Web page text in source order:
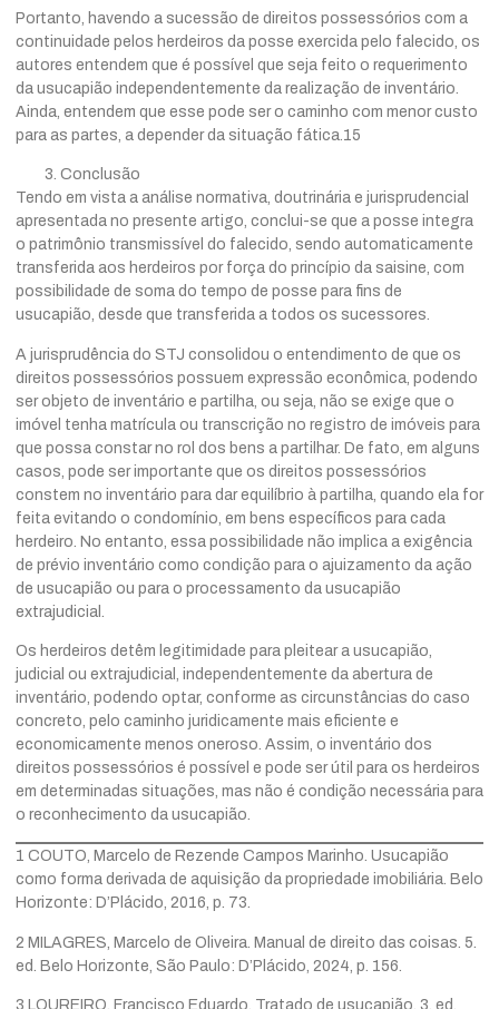
Portanto, havendo a sucessão de direitos possessórios com a
continuidade pelos herdeiros da posse exercida pelo falecido, os
autores entendem que é possível que seja feito o requerimento
da usucapião independentemente da realização de inventário.
Ainda, entendem que esse pode ser o caminho com menor custo
para as partes, a depender da situação fática.15
Conclusão
Tendo em vista a análise normativa, doutrinária e jurisprudencial
apresentada no presente artigo, conclui-se que a posse integra
o patrimônio transmissível do falecido, sendo automaticamente
transferida aos herdeiros por força do princípio da saisine, com
possibilidade de soma do tempo de posse para fins de
usucapião, desde que transferida a todos os sucessores.
A jurisprudência do STJ consolidou o entendimento de que os
direitos possessórios possuem expressão econômica, podendo
ser objeto de inventário e partilha, ou seja, não se exige que o
imóvel tenha matrícula ou transcrição no registro de imóveis para
que possa constar no rol dos bens a partilhar. De fato, em alguns
casos, pode ser importante que os direitos possessórios
constem no inventário para dar equilíbrio à partilha, quando ela for
feita evitando o condomínio, em bens específicos para cada
herdeiro. No entanto, essa possibilidade não implica a exigência
de prévio inventário como condição para o ajuizamento da ação
de usucapião ou para o processamento da usucapião
extrajudicial.
Os herdeiros detêm legitimidade para pleitear a usucapião,
judicial ou extrajudicial, independentemente da abertura de
inventário, podendo optar, conforme as circunstâncias do caso
concreto, pelo caminho juridicamente mais eficiente e
economicamente menos oneroso. Assim, o inventário dos
direitos possessórios é possível e pode ser útil para os herdeiros
em determinadas situações, mas não é condição necessária para
o reconhecimento da usucapião.
1 COUTO, Marcelo de Rezende Campos Marinho. Usucapião
como forma derivada de aquisição da propriedade imobiliária. Belo
Horizonte: D’Plácido, 2016, p. 73.
2 MILAGRES, Marcelo de Oliveira. Manual de direito das coisas. 5.
ed. Belo Horizonte, São Paulo: D’Plácido, 2024, p. 156.
3 LOUREIRO, Francisco Eduardo. Tratado de usucapião. 3. ed.